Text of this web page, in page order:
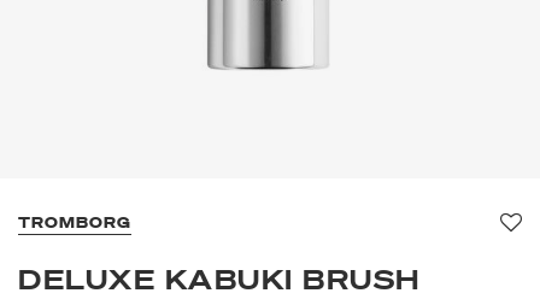
TROMBORG
DELUXE KABUKI BRUSH